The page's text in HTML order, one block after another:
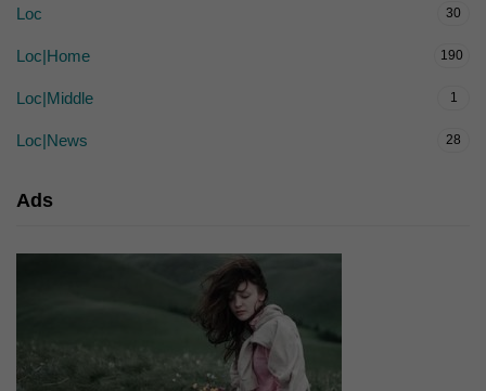
Loc 30
Loc|Home 190
Loc|Middle 1
Loc|News 28
Ads